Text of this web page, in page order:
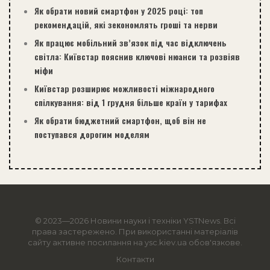
Як обрати новий смартфон у 2025 році: топ
рекомендацій, які зекономлять гроші та нерви
Як працює мобільний зв’язок під час відключень
світла: Київстар пояснив ключові нюанси та розвіяв
міфи
Київстар розширює можливості міжнародного
спілкування: від 1 грудня більше країн у тарифах
Як обрати бюджетний смартфон, щоб він не
поступався дорогим моделям
© 2023—2026 Новини науки і техніки YSTNews. Всі
права застережено. При використанні матеріалів
сайту активне посилання на ysc.kiev.ua обов'язкове.
Контакти